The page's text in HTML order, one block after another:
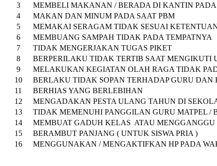
3
MEMBELI MAKANAN / BERADA DI KANTIN
4
MAKAN DAN MINUM PADA SAAT PBM
5
MEMAKAI SERAGAM TIDAK SESUAI
6
MEMBUANG SAMPAH TIDAK PADA TEMPATNYA
7
TIDAK MENGERJAKAN TUGAS PIKET
8
BERPERILAKU TIDAK TERTIB SAAT MENGIKUTI
9
MELAKUKAN KEGIATAN OLAH RAGA TIDAK
10
BERLAKU TIDAK SOPAN TERHADAP GURU DAN
11
BERHIAS YANG BERLEBIHAN
12
MENGADAKAN PESTA ULANG TAHUN DI
13
TIDAK MEMENUHI PANGGILAN GURU MATPEL /
14
MEMBUAT GADUH KELAS ATAU MENGGANGGU
15
BERAMBUT PANJANG ( UNTUK SISWA PRIA )
16
MENGGUNAKAN / MENGAKTIFKAN HP PADA